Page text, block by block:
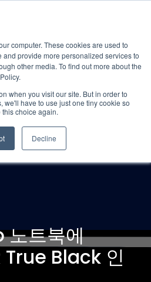
computer. These cookies are used to
provide more personalized services to
other media. To find out more about the
when you visit our site. But in order to
we'll have to use just one tiny cookie so
choice again.
Decline
노트북에
Black 인